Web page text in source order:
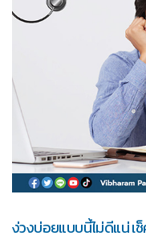
ง่วงบ่อยแบบนี้ไม่ดีแน่ เช็